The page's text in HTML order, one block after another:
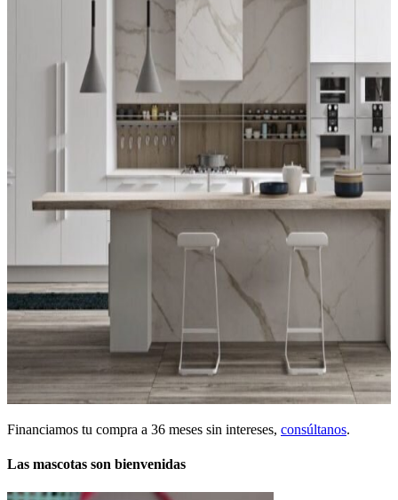
Financiamos tu compra a 36 meses sin intereses, consúltanos.
Las mascotas son bienvenidas